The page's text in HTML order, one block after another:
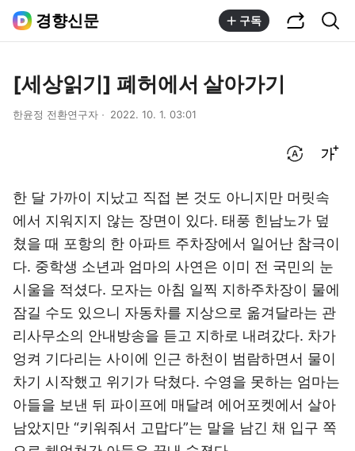
경향신문 구독
[세상읽기] 폐허에서 살아가기
한윤정 전환연구자 2022. 10. 1. 03:01
한 달 가까이 지났고 직접 본 것도 아니지만 머릿속
에서 지워지지 않는 장면이 있다. 태풍 힌남노가 덮
쳤을 때 포항의 한 아파트 주차장에서 일어난 참극이
다. 중학생 소년과 엄마의 사연은 이미 전 국민의 눈
시울을 적셨다. 모자는 아침 일찍 지하주차장이 물에
잠길 수도 있으니 자동차를 지상으로 옮겨달라는 관
리사무소의 안내방송을 듣고 지하로 내려갔다. 차가
엉켜 기다리는 사이에 인근 하천이 범람하면서 물이
차기 시작했고 위기가 닥쳤다. 수영을 못하는 엄마는
아들을 보낸 뒤 파이프에 매달려 에어포켓에서 살아
남았지만 “키워줘서 고맙다”는 말을 남긴 채 입구 쪽